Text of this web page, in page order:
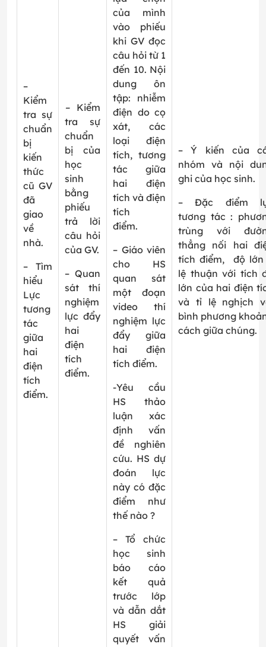
–
Kiểm
tra sự
chuẩn
bị
kiến
thức
cũ GV
đã
giao
về
nhà.
– Tìm
hiểu
Lực
tương
tác
giữa
hai
điện
tích
điểm.
–Kiểm
tra sự
chuẩn
bị của
học
sinh
bằng
phiếu
trả lời
câu hỏi
của GV.
– Quan
sát thí
nghiệm
lực đẩy
hai
điện
tích
điểm.
của mình
vào phiếu
khi GV đọc
câu hỏi từ 1
đến 10. Nội
dung ôn
tập: nhiễm
điện do cọ
xát, các
loại điện
tích, tương
tác giữa
hai điện
tích và điện
tích
điểm.
– Giáo viên
cho HS
quan sát
một đoạn
video thí
nghiệm lực
đẩy giữa
hai điện
tích điểm.
-Yêu cầu
HS thảo
luận xác
định vấn
đề nghiên
cứu. HS dự
đoán lực
này có đặc
điểm như
thế nào ?
– Tổ chức
học sinh
báo cáo
kết quả
trước lớp
và dẫn dắt
HS giải
quyết vấn
– Ý kiến của
nhóm và nội
ghi của học sinh.
– Đặc điểm
tương tác :
trùng với
thẳng nối hai
tích điểm, độ
lệ thuận với tích
lớn của hai điện
và tỉ lệ nghịch
bình phương
cách giữa chúng.